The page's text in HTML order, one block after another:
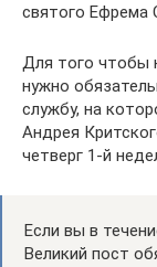
святого Ефрема
Для того чтобы
нужно
службу, на
Андрея
четверг 1-й
Если вы в
Великий пост